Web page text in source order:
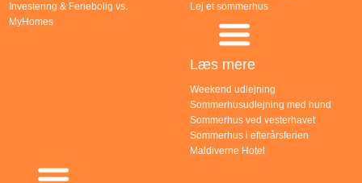
Investering & Feriebolig vs.
MyHomes
Lej et sommerhus
Læs mere
Weekend udlejning
Sommerhusudlejning med hund
Sommerhus ved vesterhavet
Sommerhus i efterårsferien
Maldiverne Hotel